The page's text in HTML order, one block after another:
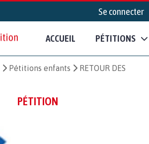
Se connecter
ACCUEIL PÉTITIONS
Pétitions enfants
RETOUR DES
PÉTITION